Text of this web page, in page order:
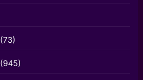
(73)
(945)